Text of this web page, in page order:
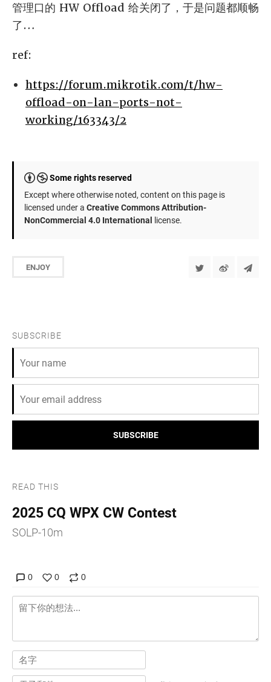
管理口的 HW Offload 给关闭了，于是问题都顺畅
了…
ref:
https://forum.mikrotik.com/t/hw-
offload-on-lan-ports-not-
working/163343/2
Some rights reserved
Except where otherwise noted, content on this page is
licensed under a Creative Commons Attribution-
NonCommercial 4.0 International license.
ENJOY
SUBSCRIBE
SUBSCRIBE
READ THIS
2025 CQ WPX CW Contest
SOLP-10m